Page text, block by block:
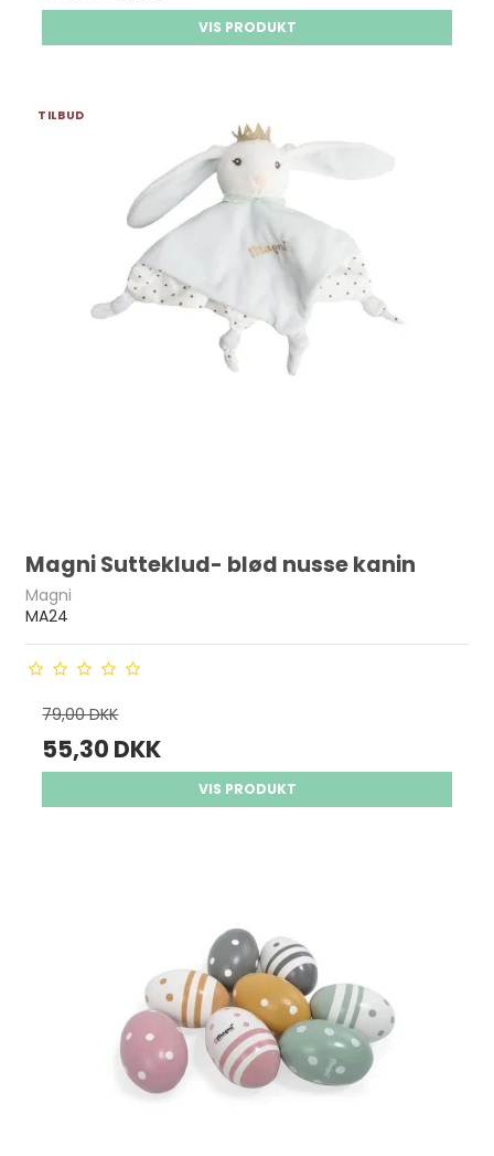
VIS PRODUKT
TILBUD
Magni Sutteklud- blød nusse kanin
Magni
MA24
79,00 DKK
55,30 DKK
VIS PRODUKT